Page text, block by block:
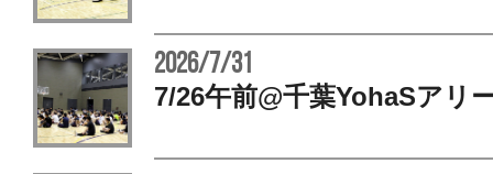
2026/7/31
7/26午前@千葉YohaSア